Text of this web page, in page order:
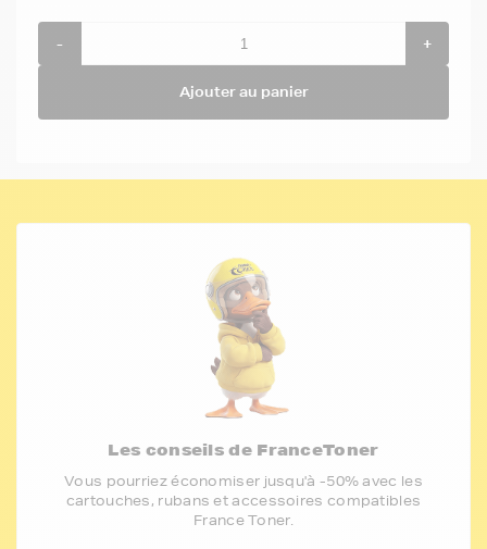
- +
Ajouter au panier
Les conseils de FranceToner
Vous pourriez économiser jusqu'à -50% avec les
cartouches, rubans et accessoires compatibles
France Toner.